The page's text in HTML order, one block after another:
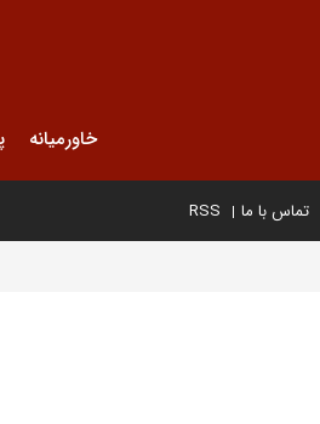
خاورمیانه
تماس با ما RSS